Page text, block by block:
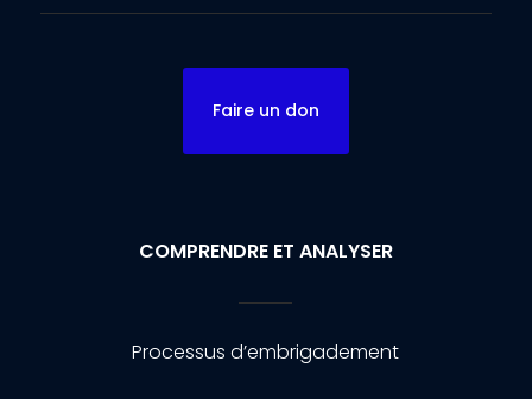
Faire un don
COMPRENDRE ET ANALYSER
Processus d’embrigadement